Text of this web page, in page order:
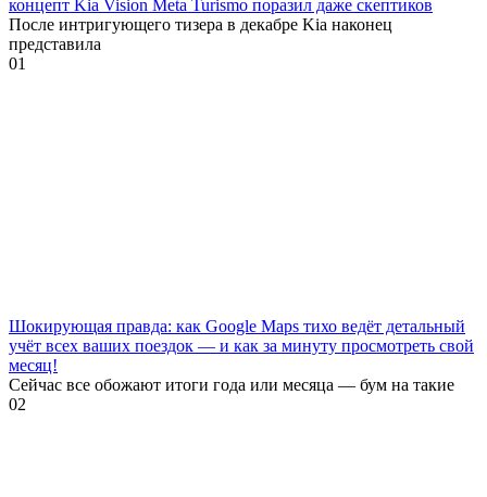
концепт Kia Vision Meta Turismo поразил даже скептиков
После интригующего тизера в декабре Kia наконец
представила
01
Шокирующая правда: как Google Maps тихо ведёт детальный
учёт всех ваших поездок — и как за минуту просмотреть свой
месяц!
Сейчас все обожают итоги года или месяца — бум на такие
02